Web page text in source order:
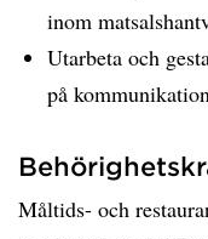
inom
Utarbeta och
på
Måltids- och